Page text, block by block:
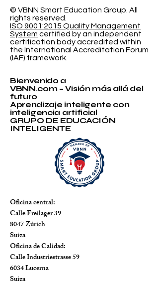
© VBNN Smart Education Group. All
rights reserved.
ISO 9001:2015 Quality Management
System certified by an independent
certification body accredited within
the International Accreditation Forum
(IAF) framework.
Bienvenido a
VBNN.com – Visión más allá del
futuro
Aprendizaje inteligente con
inteligencia artificial
GRUPO DE EDUCACIÓN
INTELIGENTE
Oficina central:
Calle Freilager 39
8047 Zúrich
Suiza
Oficina de Calidad:
Calle Industriestrasse 59
6034 Lucerna
Suiza